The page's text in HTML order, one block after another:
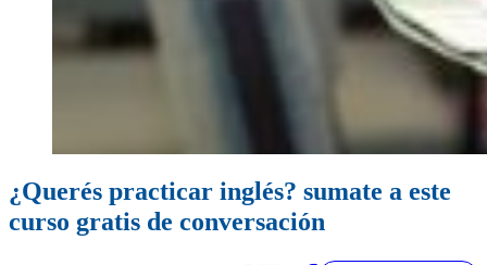
¿Querés practicar inglés? sumate a este
curso gratis de conversación